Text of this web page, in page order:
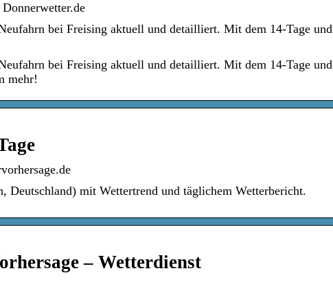
bei Freising aktuell und detailliert. Mit dem 14-Tage und
bei Freising aktuell und detailliert. Mit dem 14-Tage und
mehr!
Deutschland) mit Wettertrend und täglichem Wetterbericht.
– Wetterdienst